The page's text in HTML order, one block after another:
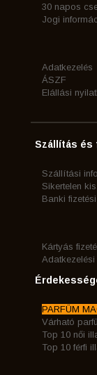
30 napos
Jogi
Adatkezelés
ÁSZF
Elállási
Szállítás és
Szállítási
Sikertelen
Banki
Kártyás
PARFÜM
Várható
Top 10 női
Top 10 férfi